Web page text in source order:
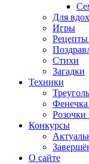
Для
Игры
Стихи
Загадки
Техники
Фенечка
Розочки
Конкурсы
О сайте